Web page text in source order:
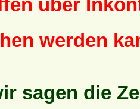
über
werden
sagen die